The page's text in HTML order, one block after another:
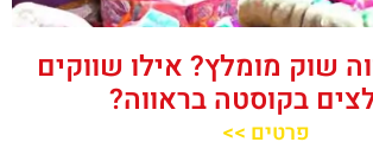
שוק מומלץ? אילו שווקים
בקוסטה בראווה?
פרטים >>